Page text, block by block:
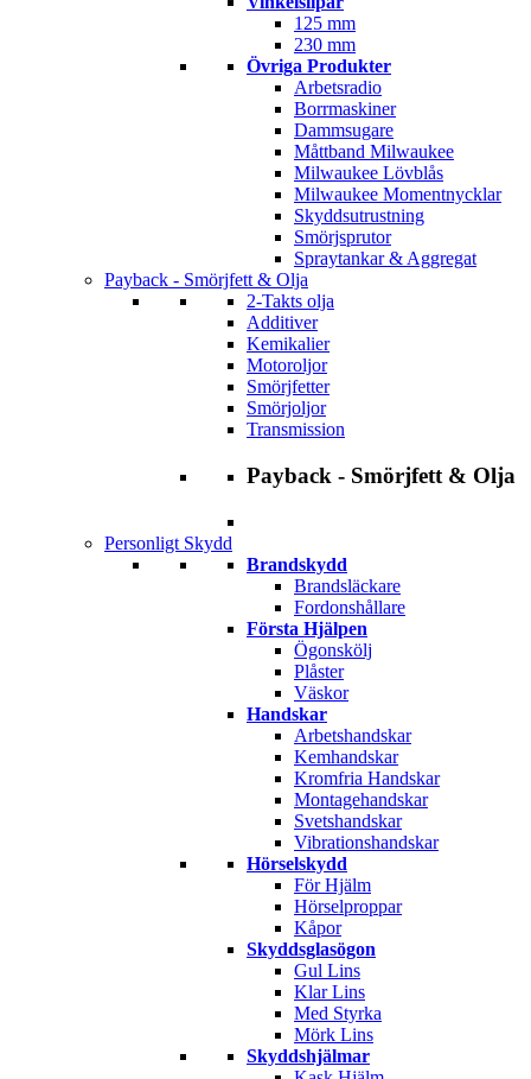
125 mm
230 mm
Övriga Produkter
Arbetsradio
Borrmaskiner
Dammsugare
Måttband Milwaukee
Milwaukee Lövblås
Milwaukee Momentnycklar
Skyddsutrustning
Smörjsprutor
Spraytankar & Aggregat
Payback - Smörjfett & Olja
2-Takts olja
Additiver
Kemikalier
Motoroljor
Smörjfetter
Smörjoljor
Transmission
Payback - Smörjfett & Olja
Personligt Skydd
Brandskydd
Brandsläckare
Fordonshållare
Första Hjälpen
Ögonskölj
Plåster
Väskor
Handskar
Arbetshandskar
Kemhandskar
Kromfria Handskar
Montagehandskar
Svetshandskar
Vibrationshandskar
Hörselskydd
För Hjälm
Hörselproppar
Kåpor
Skyddsglasögon
Gul Lins
Klar Lins
Med Styrka
Mörk Lins
Skyddshjälmar